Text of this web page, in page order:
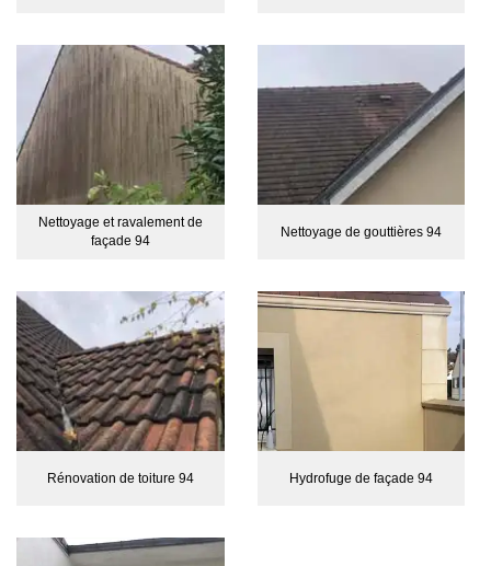
Nettoyage et ravalement de
façade 94
Nettoyage de gouttières 94
Rénovation de toiture 94 Hydrofuge de façade 94